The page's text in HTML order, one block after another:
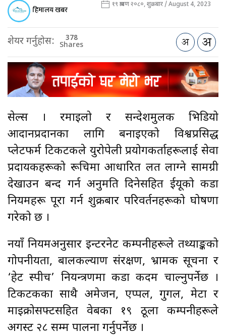
हिमालय खबर १९ श्रावण २०८०, शुक्रबार / August 4, 2023
शेयर गर्नुहोस: 378
Shares
ब्रसेल्स । रमाइलो र सन्देशमुलक भिडियो
आदानप्रदानका लागि बनाइएको विश्वप्रसिद्ध
प्लेटफर्म टिकटकले युरोपेली प्रयोगकर्ताहरूलाई सेवा
प्रदायकहरूको रूचिमा आधारित लत लाग्ने सामग्री
देखाउन बन्द गर्न अनुमति दिनेसहित ईयूको कडा
नियमहरू पूरा गर्न शुक्रबार परिवर्तनहरूको घोषणा
गरेको छ ।
नयाँ नियमअनुसार इन्टरनेट कम्पनीहरूले तथ्याङ्कको
गोपनीयता, बालकल्याण संरक्षण, भ्रामक सूचना र
‘हेट स्पीच’ नियन्त्रणमा कडा कदम चाल्नुपर्नेछ ।
टिकटकका साथै अमेजन, एप्पल, गुगल, मेटा र
माइक्रोसफ्टसहित वेबका १९ ठूला कम्पनीहरूले
अगस्ट २८ सम्म पालना गर्नुपर्नेछ ।